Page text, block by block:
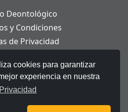
cookies para garantizar
experiencia en nuestra
Deontológico
y Condiciones
de Privacidad
Legal
de Datos Personales
los derechos reservados.